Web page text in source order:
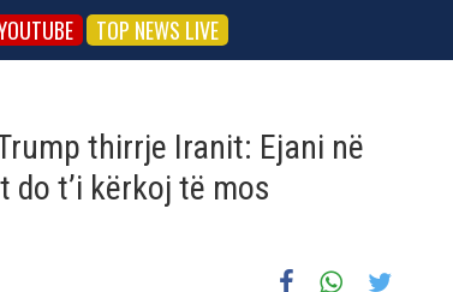
TOP NEWS LIVE
thirrje Iranit: Ejani në
do t’i kërkoj të mos